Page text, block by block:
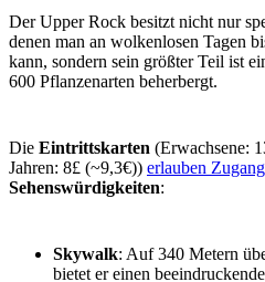
Der Upper Rock besitzt nicht nur
denen man an wolkenlosen Tagen
kann, sondern sein größter Teil ist
600 Pflanzenarten beherbergt.
Die Eintrittskarten (Erwachsene:
Jahren: 8£ (~9,3€)) erlauben Zugang
Sehenswürdigkeiten:
Skywalk: Auf 340 Metern
bietet er einen